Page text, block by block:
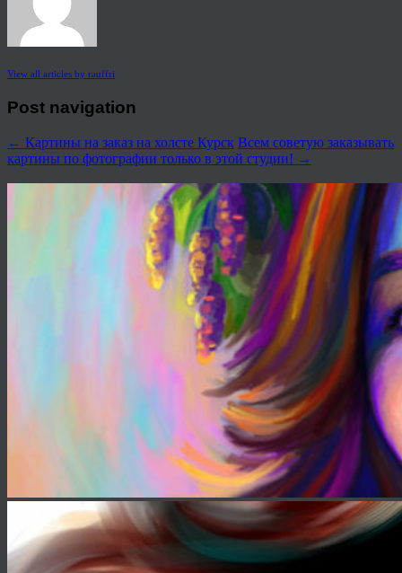
View all articles by rauffri
Post navigation
← Картины на заказ на холсте Курск Всем советую заказывать
картины по фотографии только в этой студии! →